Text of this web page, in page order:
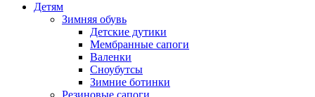
Детям
Зимняя обувь
Детские дутики
Мембранные сапоги
Валенки
Сноубутсы
Зимние ботинки
Резиновые сапоги